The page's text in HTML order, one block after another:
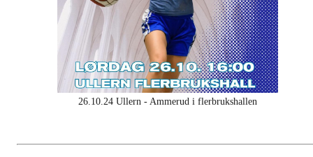
26.10.24 Ullern - Ammerud i flerbrukshallen